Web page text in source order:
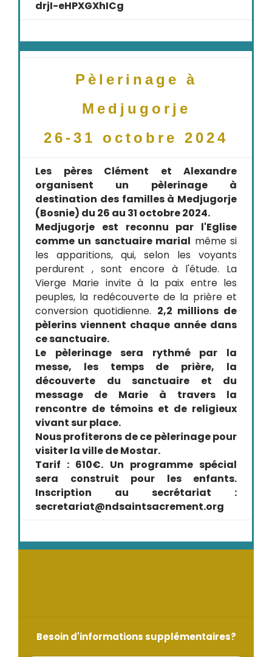
drjI-eHPXGXhICg
Pèlerinage à
Medjugorje
26-31 octobre 2024
Les pères Clément et Alexandre
organisent un pèlerinage à
destination des familles à Medjugorje
(Bosnie) du 26 au 31 octobre 2024.
Medjugorje est reconnu par l'Eglise
comme un sanctuaire marial même si
les apparitions, qui, selon les voyants
perdurent , sont encore à l'étude. La
Vierge Marie invite à la paix entre les
peuples, la redécouverte de la prière et
conversion quotidienne. 2,2 millions de
pèlerins viennent chaque année dans
ce sanctuaire.
Le pèlerinage sera rythmé par la
messe, les temps de prière, la
découverte du sanctuaire et du
message de Marie à travers la
rencontre de témoins et de religieux
vivant sur place.
Nous profiterons de ce pèlerinage pour
visiter la ville de Mostar.
Tarif : 610€. Un programme spécial
sera construit pour les enfants.
Inscription au secrétariat :
secretariat@ndsaintsacrement.org
Besoin d'informations supplémentaires?